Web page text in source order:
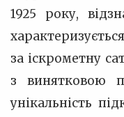
1925 року,
за іскрометну
з винятковою
унікальність